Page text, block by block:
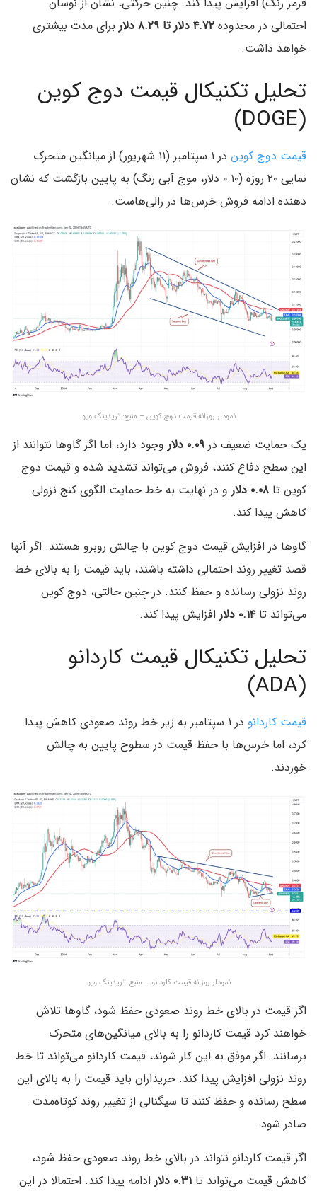
احتمالی در محدوده
برای مدت بیشتری
خواهد داشت.
تحلیل تکنیکال قیمت دوج کوین
(DOGE)
قیمت دوج کوین
در ۱ سپتامبر (۱۱ شهریور) از میانگین متحرک
نمایی ۲۰ روزه (۰.۱۰ دلار، موج آبی رنگ) به پایین بازگشت که نشان
دهنده ادامه فروش خرس‌ها در رالی‌هاست.
نمودار روزانه قیمت دوج کوین – منبع: تریدینگ ویو
یک حمایت ضعیف در
وجود دارد، اما اگر گاوها نتوانند از
این سطح دفاع کنند، فروش می‌تواند تشدید شده و قیمت دوج
کوین تا ۰.۰۸ دلار
و در نهایت به خط حمایت الگوی کنج نزولی
کاهش پیدا کند.
گاوها در افزایش قیمت دوج کوین با چالش روبرو هستند. اگر آنها
قصد تغییر روند احتمالی داشته باشند، باید قیمت را به بالای خط
روند نزولی رسانده و حفظ کنند. در چنین حالتی، دوج کوین
می‌تواند تا۰.۱۴ دلار افزایش پیدا کند.
تحلیل تکنیکال قیمت کاردانو
(ADA)
قیمت کاردانو
در ۱ سپتامبر به زیر خط روند صعودی کاهش پیدا
کرد، اما خرس‌ها با حفظ قیمت در سطوح پایین به چالش
خوردند.
نمودار روزانه قیمت کاردانو – منبع: تریدینگ ویو
اگر قیمت در بالای خط روند صعودی حفظ شود، گاوها تلاش
خواهند کرد قیمت کاردانو را به بالای میانگین‌های متحرک
برسانند. اگر موفق به این کار شوند، قیمت کاردانو می‌تواند تا خط
روند نزولی افزایش پیدا کند. خریداران باید قیمت را به بالای این
سطح رسانده و حفظ کنند تا سیگنالی از تغییر روند کوتاه‌مدت
صادر شود.
اگر قیمت کاردانو نتواند در بالای خط روند صعودی حفظ شود،
کاهش قیمت می‌تواند تا
ادامه پیدا کند. احتمالا در این